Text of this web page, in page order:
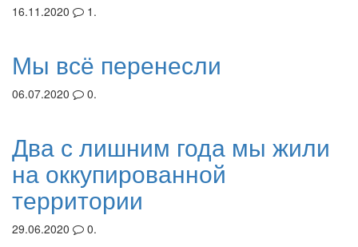
16.11.2020 1.
Мы всё перенесли
06.07.2020 0.
Два с лишним года мы жили
на оккупированной
территории
29.06.2020 0.